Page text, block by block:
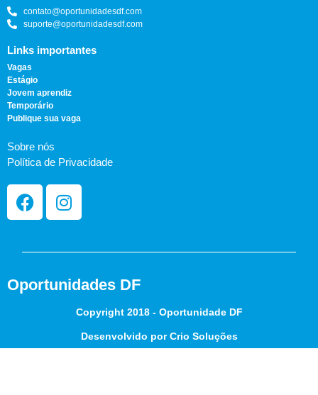
contato@oportunidadesdf.com
suporte@oportunidadesdf.com
Links importantes
Vagas
Estágio
Jovem aprendiz
Temporário
Publique sua vaga
Sobre nós
Política de Privacidade
Oportunidades DF
Copyright 2018 - Oportunidade DF
Desenvolvido por Crio Soluções